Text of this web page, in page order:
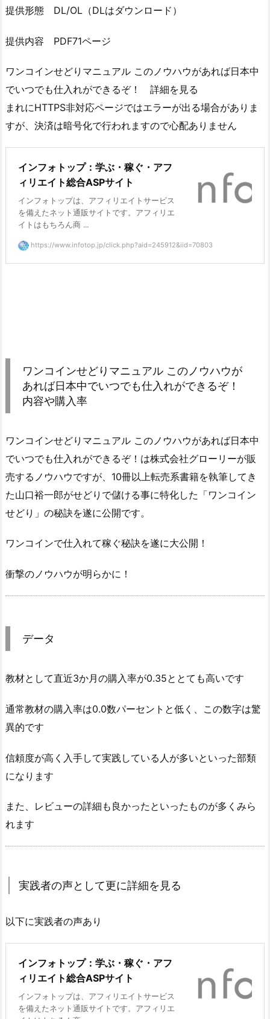
提供形態 DL/OL（DLはダウンロード）
提供内容 PDF71ページ
ワンコインせどりマニュアル このノウハウがあれば日本中
でいつでも仕入れができるぞ！ 詳細を見る
まれにHTTPS非対応ページではエラーが出る場合がありま
すが、決済は暗号化で行われますので心配ありません
インフォトップ：学ぶ・稼ぐ・アフ
ィリエイト総合ASPサイト
インフォトップは、アフィリエイトサービス
を備えたネット通販サイトです。アフィリエ
イトはもちろん商 ...
https://www.infotop.jp/click.php?aid=245912&iid=70803
ワンコインせどりマニュアル このノウハウが
あれば日本中でいつでも仕入れができるぞ！
内容や購入率
ワンコインせどりマニュアル このノウハウがあれば日本中
でいつでも仕入れができるぞ！は株式会社グローリーが販
売するノウハウですが、10冊以上転売系書籍を執筆してき
た山口裕一郎がせどりで儲ける事に特化した「ワンコイン
せどり」の秘訣を遂に公開です。
ワンコインで仕入れて稼ぐ秘訣を遂に大公開！
衝撃のノウハウが明らかに！
データ
教材として直近3か月の購入率が0.35ととても高いです
通常教材の購入率は0.0数パーセントと低く、この数字は驚
異的です
信頼度が高く入手して実践している人が多いといった部類
になります
また、レビューの詳細も良かったといったものが多くみら
れます
実践者の声として更に詳細を見る
以下に実践者の声あり
インフォトップ：学ぶ・稼ぐ・アフ
ィリエイト総合ASPサイト
インフォトップは、アフィリエイトサービス
を備えたネット通販サイトです。アフィリエ